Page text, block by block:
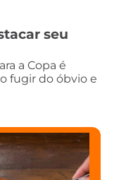
seu
a Copa é
fugir do óbvio e